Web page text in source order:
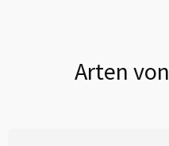
Arten von